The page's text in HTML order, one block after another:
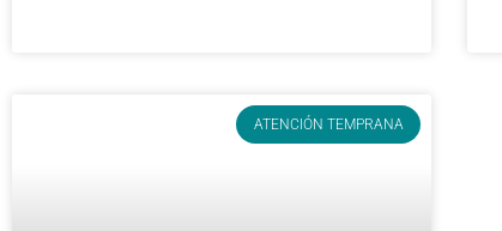
ATENCIÓN TEMPRANA